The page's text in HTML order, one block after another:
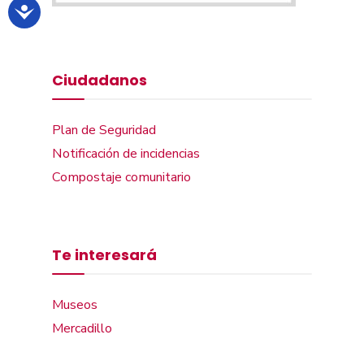
Ciudadanos
Plan de Seguridad
Notificación de incidencias
Compostaje comunitario
Te interesará
Museos
Mercadillo